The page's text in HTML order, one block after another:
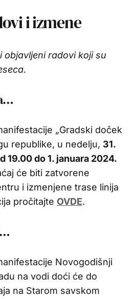
i izmene
objavljeni radovi koji su
„Gradski doček
republike, u nedelju, 31.
19.00 do 1. januara 2024.
će biti zatvorene
i izmenjene trase linija
pročitajte OVDE.
Novogodišnji
na vodi doći će do
na Starom savskom